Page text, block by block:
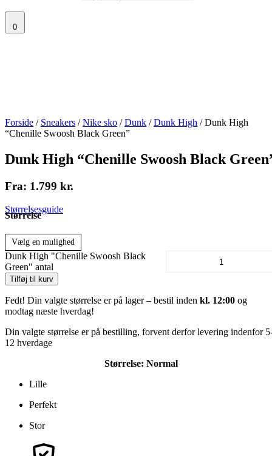
0
Forside / Sneakers /Nike sko /Dunk /Dunk High / Dunk High
“Chenille Swoosh Black Green”
Dunk High “Chenille Swoosh Black
Fra: 1.799 kr.
Størrelsesguide
Størrelse
Vælg en mulighed
Dunk High "Chenille Swoosh Black
Green" antal
Tilføj til kurv
Fedt! Din valgte størrelse er på lager – bestil inden kl. 12:00 og
modtag næste hverdag!
Din valgte størrelse er på bestilling, forvent derfor levering indenfor
12 hverdage
Størrelse: Normal
Lille
Perfekt
Stor